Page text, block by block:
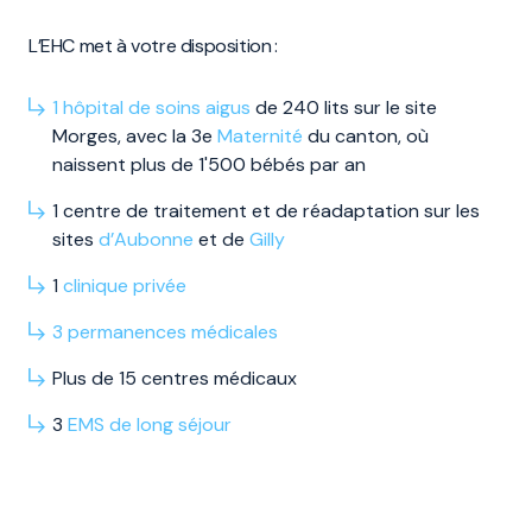
L’EHC met à votre disposition :
1 hôpital de soins aigus de 240 lits sur le site
Morges, avec la 3e Maternité du canton, où
naissent plus de 1'500 bébés par an
1 centre de traitement et de réadaptation sur les
sites d’Aubonne et de Gilly
1 clinique privée
3 permanences médicales
Plus de 15 centres médicaux
3 EMS de longséjour